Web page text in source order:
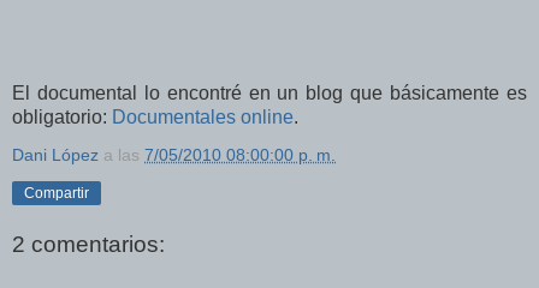
El documental lo encontré en un blog que básicamente es
obligatorio: Documentales online.
Dani López a las 7/05/2010 08:00:00 p. m.
Compartir
2 comentarios: